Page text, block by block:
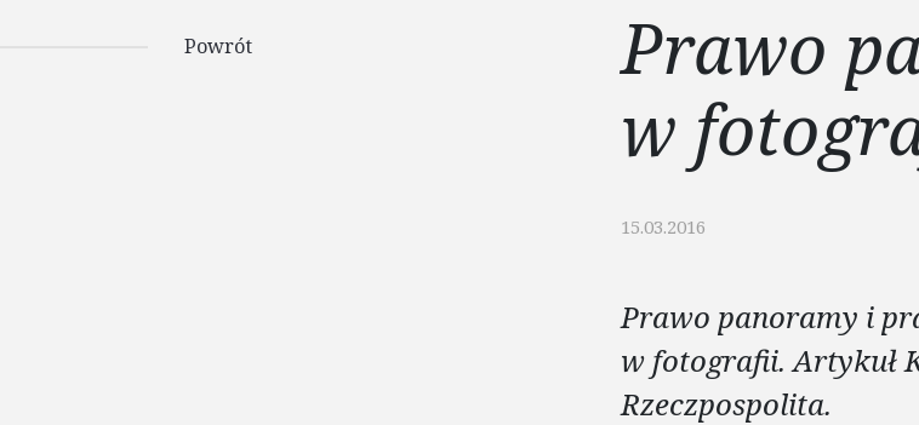
Powrót
Prawo
w
15.03.2016
Prawo panoramy i
w fotografii. Artykuł
Rzeczpospolita.